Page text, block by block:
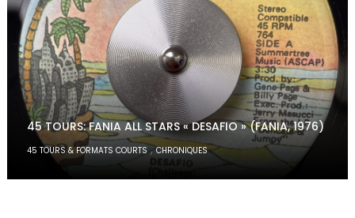
45 TOURS: FANIA ALL STARS « DESAFIO » (FANIA, 1976)
45 TOURS & FORMATS COURTS,CHRONIQUES